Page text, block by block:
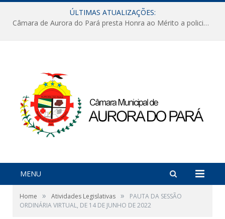
ÚLTIMAS ATUALIZAÇÕES:
Câmara de Aurora do Pará presta Honra ao Mérito a policiais militares em sessão marcada por reconhecimento e emoção
MENU
Home » Atividades Legislativas »
PAUTA DA SESSÃO
ORDINÁRIA VIRTUAL, DE 14 DE JUNHO DE 2022